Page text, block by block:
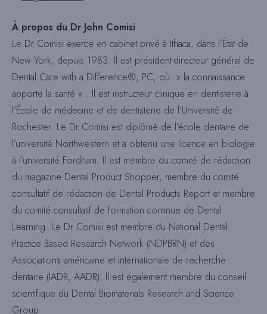
À propos du Dr John Comisi
Le Dr Comisi exerce en cabinet privé à Ithaca, dans l’État de
New York, depuis 1983. Il est président-directeur général de
Dental Care with a Difference®, PC, où » la connaissance
apporte la santé « . Il est instructeur clinique en dentisterie à
l’École de médecine et de dentisterie de l’Université de
Rochester. Le Dr Comisi est diplômé de l’école dentaire de
l’université Northwestern et a obtenu une licence en biologie
à l’université Fordham. Il est membre du comité de rédaction
du magazine Dental Product Shopper, membre du comité
consultatif de rédaction de Dental Products Report et membre
du comité consultatif de formation continue de Dental
Learning. Le Dr Comisi est membre du National Dental
Practice Based Research Network (NDPBRN) et des
Associations américaine et internationale de recherche
dentaire (IADR, AADR). Il est également membre du conseil
scientifique du Dental Biomaterials Research and Science
Group.